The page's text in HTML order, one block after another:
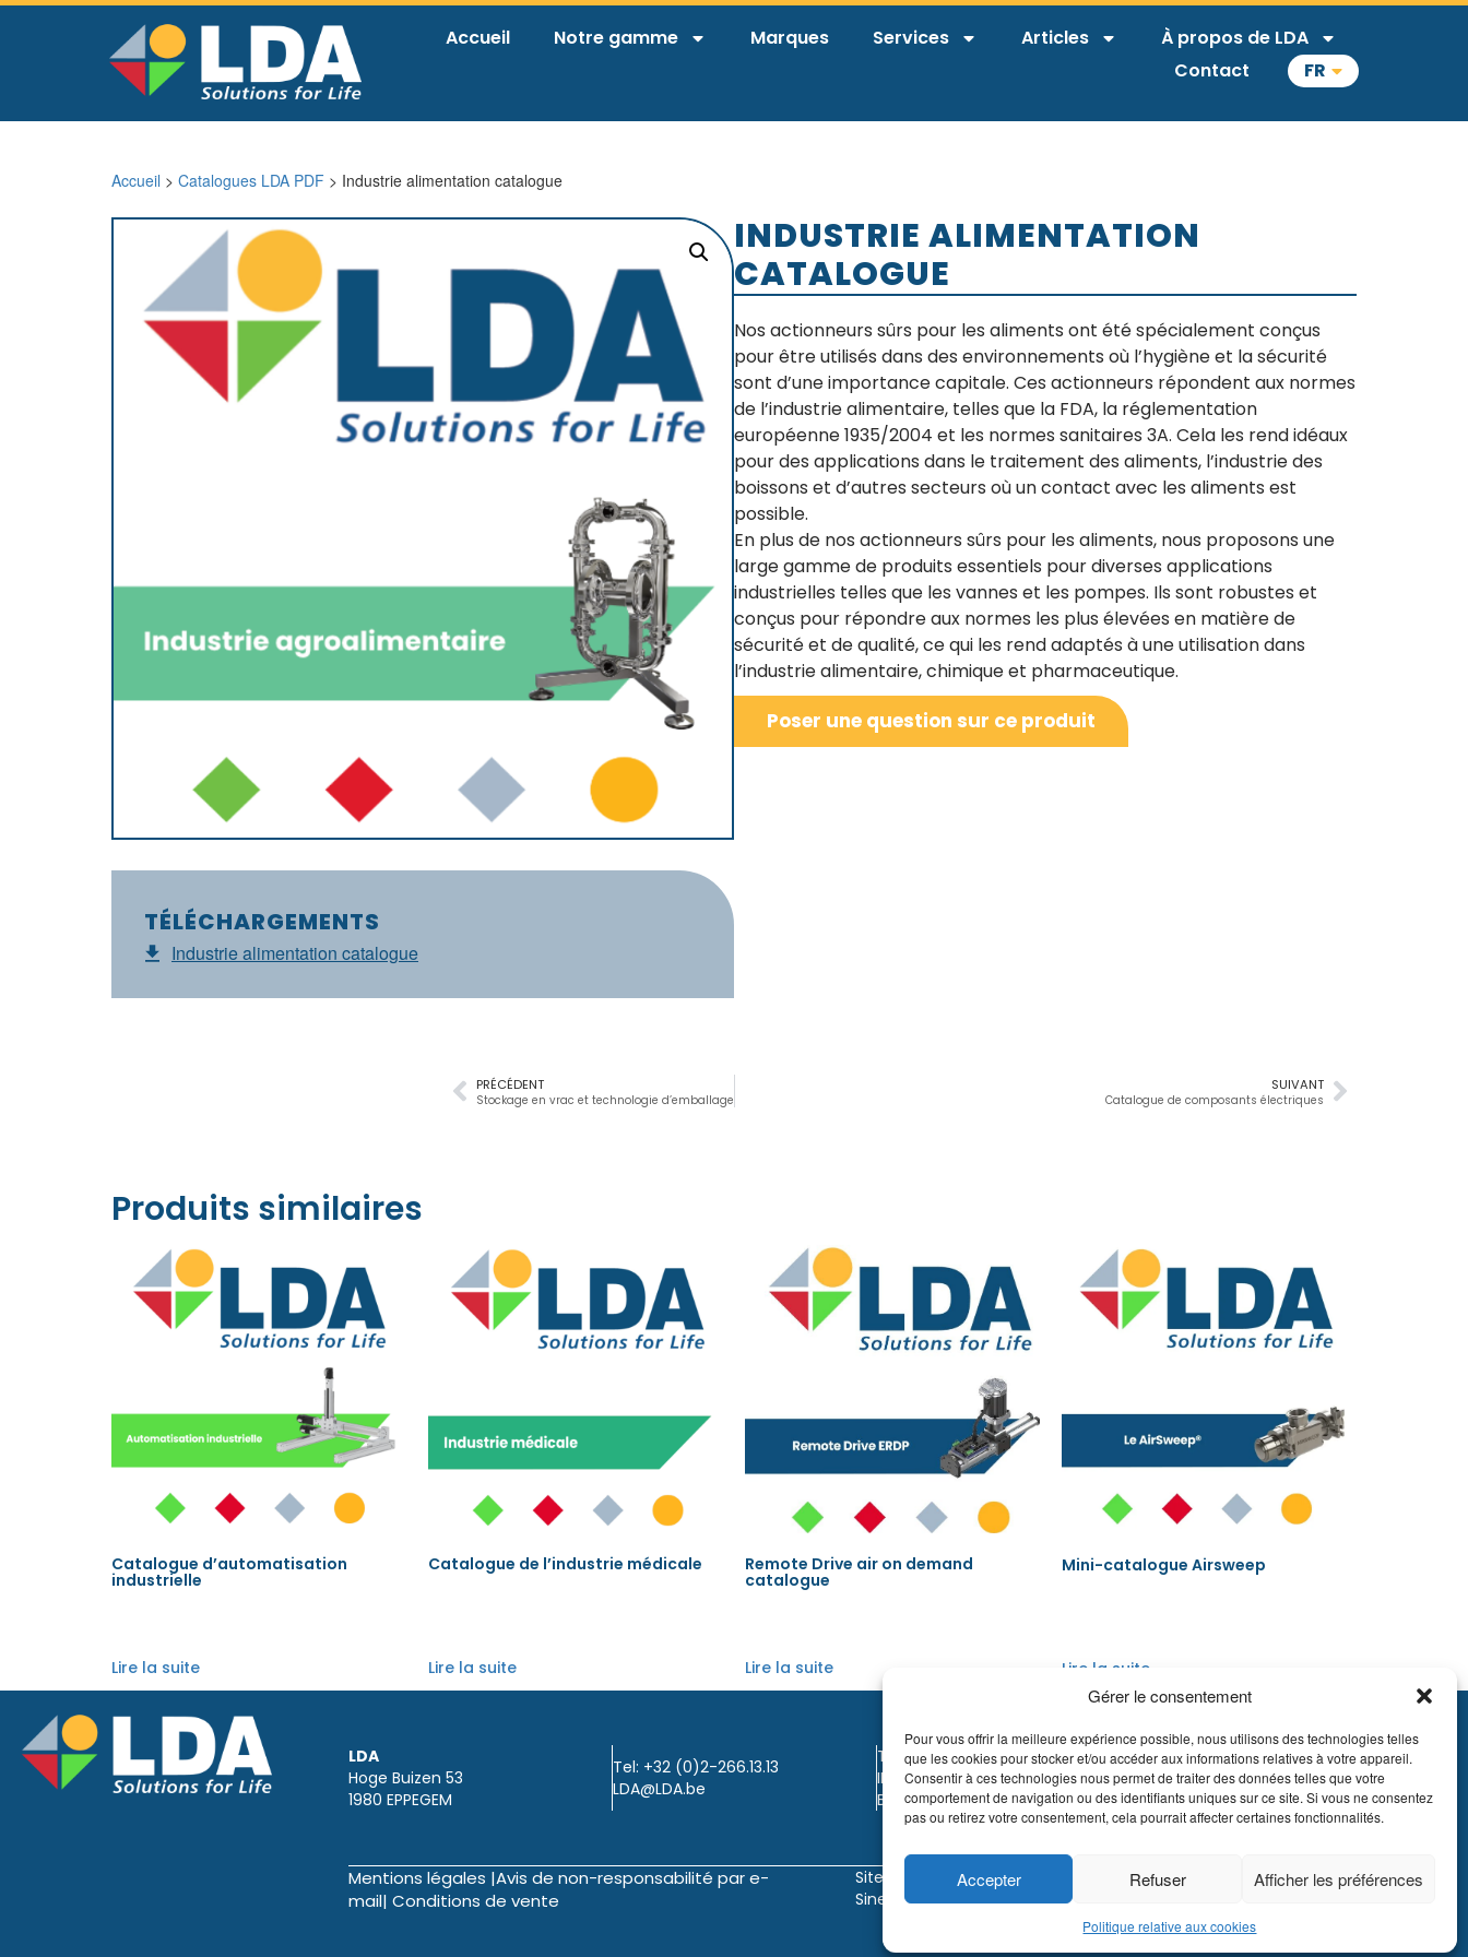
Gérer le consentement
Pour vous offrir la meilleure expérience possible, nous utilisons des technologies telles
que les cookies pour stocker et/ou accéder aux informations relatives à votre appareil.
Consentir à ces technologies nous permet de traiter des données telles que votre
comportement de navigation ou des identifiants uniques sur ce site. Si vous ne consentez
pas ou retirez votre consentement, cela pourrait affecter certaines fonctionnalités.
Accepter Refuser Afficher les préférences
Politique relative aux cookies
Accueil Notre gamme Marques Services Articles
À propos de LDA
Contact
FR
Accueil > Catalogues LDA PDF > Industrie alimentation catalogue
TÉLÉCHARGEMENTS
Industrie alimentation catalogue
INDUSTRIE ALIMENTATION
CATALOGUE
Nos actionneurs sûrs pour les aliments ont été spécialement conçus
pour être utilisés dans des environnements où l’hygiène et la sécurité
sont d’une importance capitale. Ces actionneurs répondent aux normes
de l’industrie alimentaire, telles que la FDA, la réglementation
européenne 1935/2004 et les normes sanitaires 3A. Cela les rend idéaux
pour des applications dans le traitement des aliments, l’industrie des
boissons et d’autres secteurs où un contact avec les aliments est
possible.
En plus de nos actionneurs sûrs pour les aliments, nous proposons une
large gamme de produits essentiels pour diverses applications
industrielles telles que les vannes et les pompes. Ils sont robustes et
conçus pour répondre aux normes les plus élevées en matière de
sécurité et de qualité, ce qui les rend adaptés à une utilisation dans
l’industrie alimentaire, chimique et pharmaceutique.
Poser une question sur ce produit
SUIVANT
Catalogue de composants électriques
PRÉCÉDENT
Stockage en vrac et technologie d’emballage
Produits similaires
Catalogue d’automatisation
industrielle
Lire la suite
Catalogue de l’industrie médicale
Lire la suite
Remote Drive air on demand
catalogue
Lire la suite
Mini-catalogue Airsweep
Lire la suite
LDA
Hoge Buizen 53
1980 EPPEGEM
Tel: +32 (0)2-266.13.13
LDA@LDA.be
TVA: BE0405.895.609
IBAN: KBC / BE51 7340 2410 9862
BIC: KBC / KREDBEBB
Mentions légales |Avis de non-responsabilité par e-
mail| Conditions de vente
Site web de
Sinergio
© LDA Belgium, tous
droits réservés.